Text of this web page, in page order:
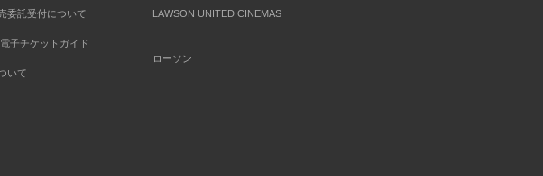
委託受付について
子チケットガイド
いて
LAWSON UNITED CINEMAS
ローソン